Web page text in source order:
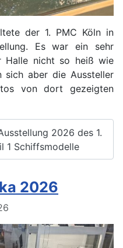
der 1. PMC Köln in
Es war ein sehr
Halle nicht so heiß wie
sich aber die Aussteller
von dort gezeigten
2026 des 1.
1 Schiffsmodelle
2026